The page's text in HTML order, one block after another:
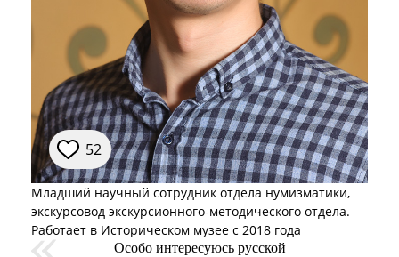
Опрос о качестве работы музея
Просим вас пройти опрос
о качестве работы музея. Ваше
мнение поможет нам стать лучше!
Пройти опрос
52
Младший научный сотрудник отдела нумизматики,
экскурсовод экскурсионного-методического отдела.
Работает в Историческом музее с 2018 года
Особо интересуюсь русской